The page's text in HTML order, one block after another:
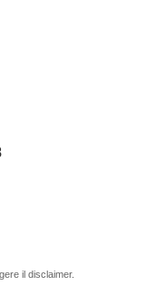
il disclaimer.